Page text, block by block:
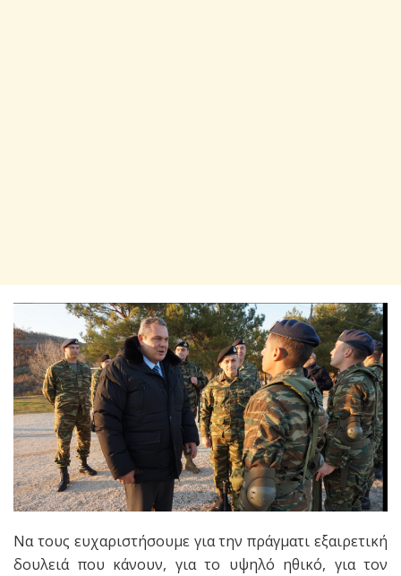
Να τους ευχαριστήσουμε για την πράγματι εξαιρετική
δουλειά που κάνουν, για το υψηλό ηθικό, για τον